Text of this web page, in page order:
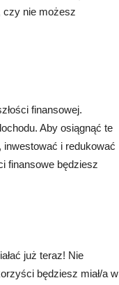
czy nie możesz
finansowej.
Aby osiągnąć te
i redukować
finansowe będziesz
już teraz! Nie
będziesz miał/a w